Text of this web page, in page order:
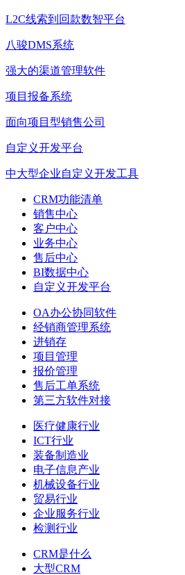
L2C线索到回款数智平台
八骏DMS系统
强大的渠道管理软件
项目报备系统
面向项目型销售公司
自定义开发平台
中大型企业自定义开发工具
CRM功能清单
销售中心
客户中心
业务中心
售后中心
BI数据中心
自定义开发平台
OA办公协同软件
经销商管理系统
进销存
项目管理
报价管理
售后工单系统
第三方软件对接
医疗健康行业
ICT行业
装备制造业
电子信息产业
机械设备行业
贸易行业
企业服务行业
检测行业
CRM是什么
大型CRM